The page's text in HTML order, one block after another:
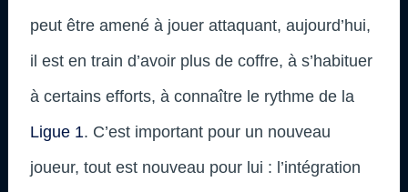
peut être amené à jouer attaquant, aujourd’hui,
il est en train d’avoir plus de coffre, à s’habituer
à certains efforts, à connaître le rythme de la
Ligue 1. C’est important pour un nouveau
joueur, tout est nouveau pour lui : l’intégration